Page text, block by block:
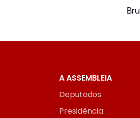
A ASSEMBLEIA
Deputados
Presidência